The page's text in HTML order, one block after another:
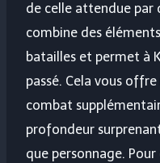
de celle attendue par
combine des
batailles et permet à
passé. Cela vous
combat
profondeur
que personnage.